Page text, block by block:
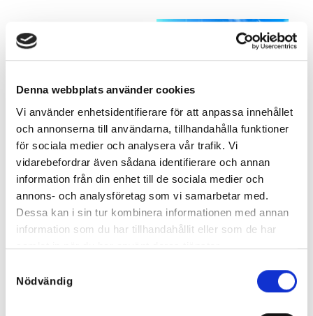
Denna webbplats använder cookies
Vi använder enhetsidentifierare för att anpassa innehållet
och annonserna till användarna, tillhandahålla funktioner
för sociala medier och analysera vår trafik. Vi
vidarebefordrar även sådana identifierare och annan
information från din enhet till de sociala medier och
annons- och analysföretag som vi samarbetar med.
Dessa kan i sin tur kombinera informationen med annan
information som du har tillhandahållit eller som de har
samlat in när du har använt deras tjänster.
Nödvändig